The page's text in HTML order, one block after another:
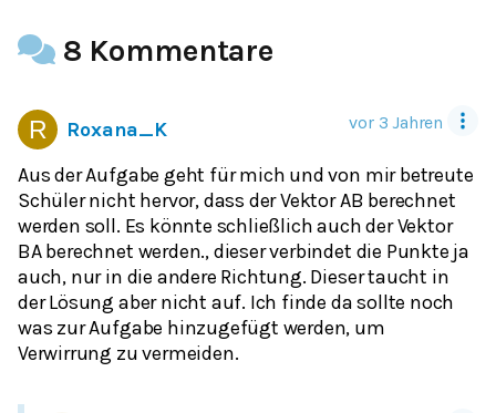
8 Kommentare
Roxana_K vor 3 Jahren
Aus der Aufgabe geht für mich und von mir betreute
Schüler nicht hervor, dass der Vektor AB berechnet
werden soll. Es könnte schließlich auch der Vektor
BA berechnet werden., dieser verbindet die Punkte ja
auch, nur in die andere Richtung. Dieser taucht in
der Lösung aber nicht auf. Ich finde da sollte noch
was zur Aufgabe hinzugefügt werden, um
Verwirrung zu vermeiden.